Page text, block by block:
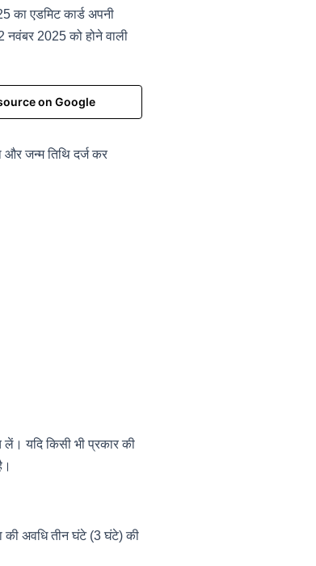
का एडमिट कार्ड अपनी
नवंबर 2025 को होने वाली
on Google
जन्म तिथि दर्ज कर
लें। यदि किसी भी प्रकार की
की अवधि तीन घंटे (3 घंटे) की